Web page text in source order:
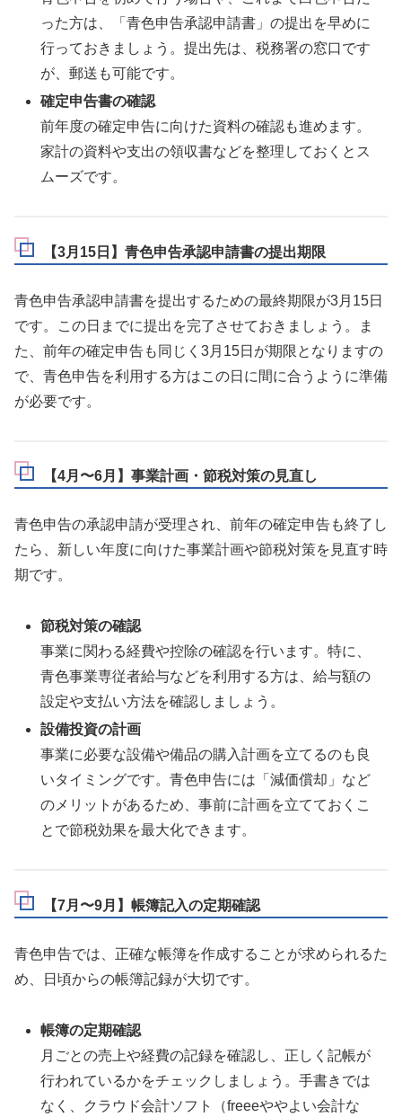
った方は、「青色申告承認申請書」の提出を早めに
行っておきましょう。提出先は、税務署の窓口です
が、郵送も可能です。
確定申告書の確認
前年度の確定申告に向けた資料の確認も進めます。
家計の資料や支出の領収書などを整理しておくとス
ムーズです。
【3月15日】青色申告承認申請書の提出期限
青色申告承認申請書を提出するための最終期限が3月15日
です。この日までに提出を完了させておきましょう。ま
た、前年の確定申告も同じく3月15日が期限となりますの
で、青色申告を利用する方はこの日に間に合うように準備
が必要です。
【4月〜6月】事業計画・節税対策の見直し
青色申告の承認申請が受理され、前年の確定申告も終了し
たら、新しい年度に向けた事業計画や節税対策を見直す時
期です。
節税対策の確認
事業に関わる経費や控除の確認を行います。特に、
青色事業専従者給与などを利用する方は、給与額の
設定や支払い方法を確認しましょう。
設備投資の計画
事業に必要な設備や備品の購入計画を立てるのも良
いタイミングです。青色申告には「減価償却」など
のメリットがあるため、事前に計画を立てておくこ
とで節税効果を最大化できます。
【7月〜9月】帳簿記入の定期確認
青色申告では、正確な帳簿を作成することが求められるた
め、日頃からの帳簿記録が大切です。
帳簿の定期確認
月ごとの売上や経費の記録を確認し、正しく記帳が
行われているかをチェックしましょう。手書きでは
なく、クラウド会計ソフト（freeeややよい会計な